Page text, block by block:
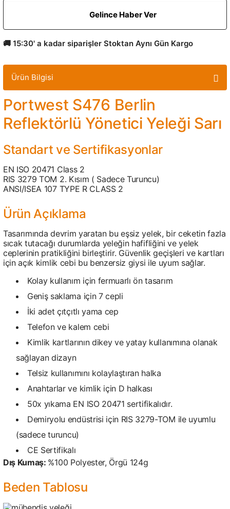
Gelince Haber Ver
🚚 15:30' a kadar siparişler Stoktan Aynı Gün Kargo
Ürün Bilgisi
Portwest S476 Berlin
Reflektörlü Yönetici Yeleği Sarı
Standart ve Sertifikasyonlar
EN ISO 20471 Class 2
RIS 3279 TOM 2. Kısım ( Sadece Turuncu)
ANSI/ISEA 107 TYPE R CLASS 2
Ürün Açıklama
Tasarımında devrim yaratan bu eşsiz yelek, bir ceketin fazla
sıcak tutacağı durumlarda yeleğin hafifliğini ve yelek
ceplerinin pratikliğini birleştirir. Güvenlik geçişleri ve kartları
için açık kimlik cebi bu benzersiz giysi ile uyum sağlar.
Kolay kullanım için fermuarlı ön tasarım
Geniş saklama için 7 cepli
İki adet çıtçıtlı yama cep
Telefon ve kalem cebi
Kimlik kartlarının dikey ve yatay kullanımına olanak
sağlayan dizayn
Telsiz kullanımını kolaylaştıran halka
Anahtarlar ve kimlik için D halkası
50x yıkama EN ISO 20471 sertifikalıdır.
Demiryolu endüstrisi için RIS 3279-TOM ile uyumlu
(sadece turuncu)
CE Sertifikalı
Dış Kumaş: %100 Polyester, Örgü 124g
Beden Tablosu